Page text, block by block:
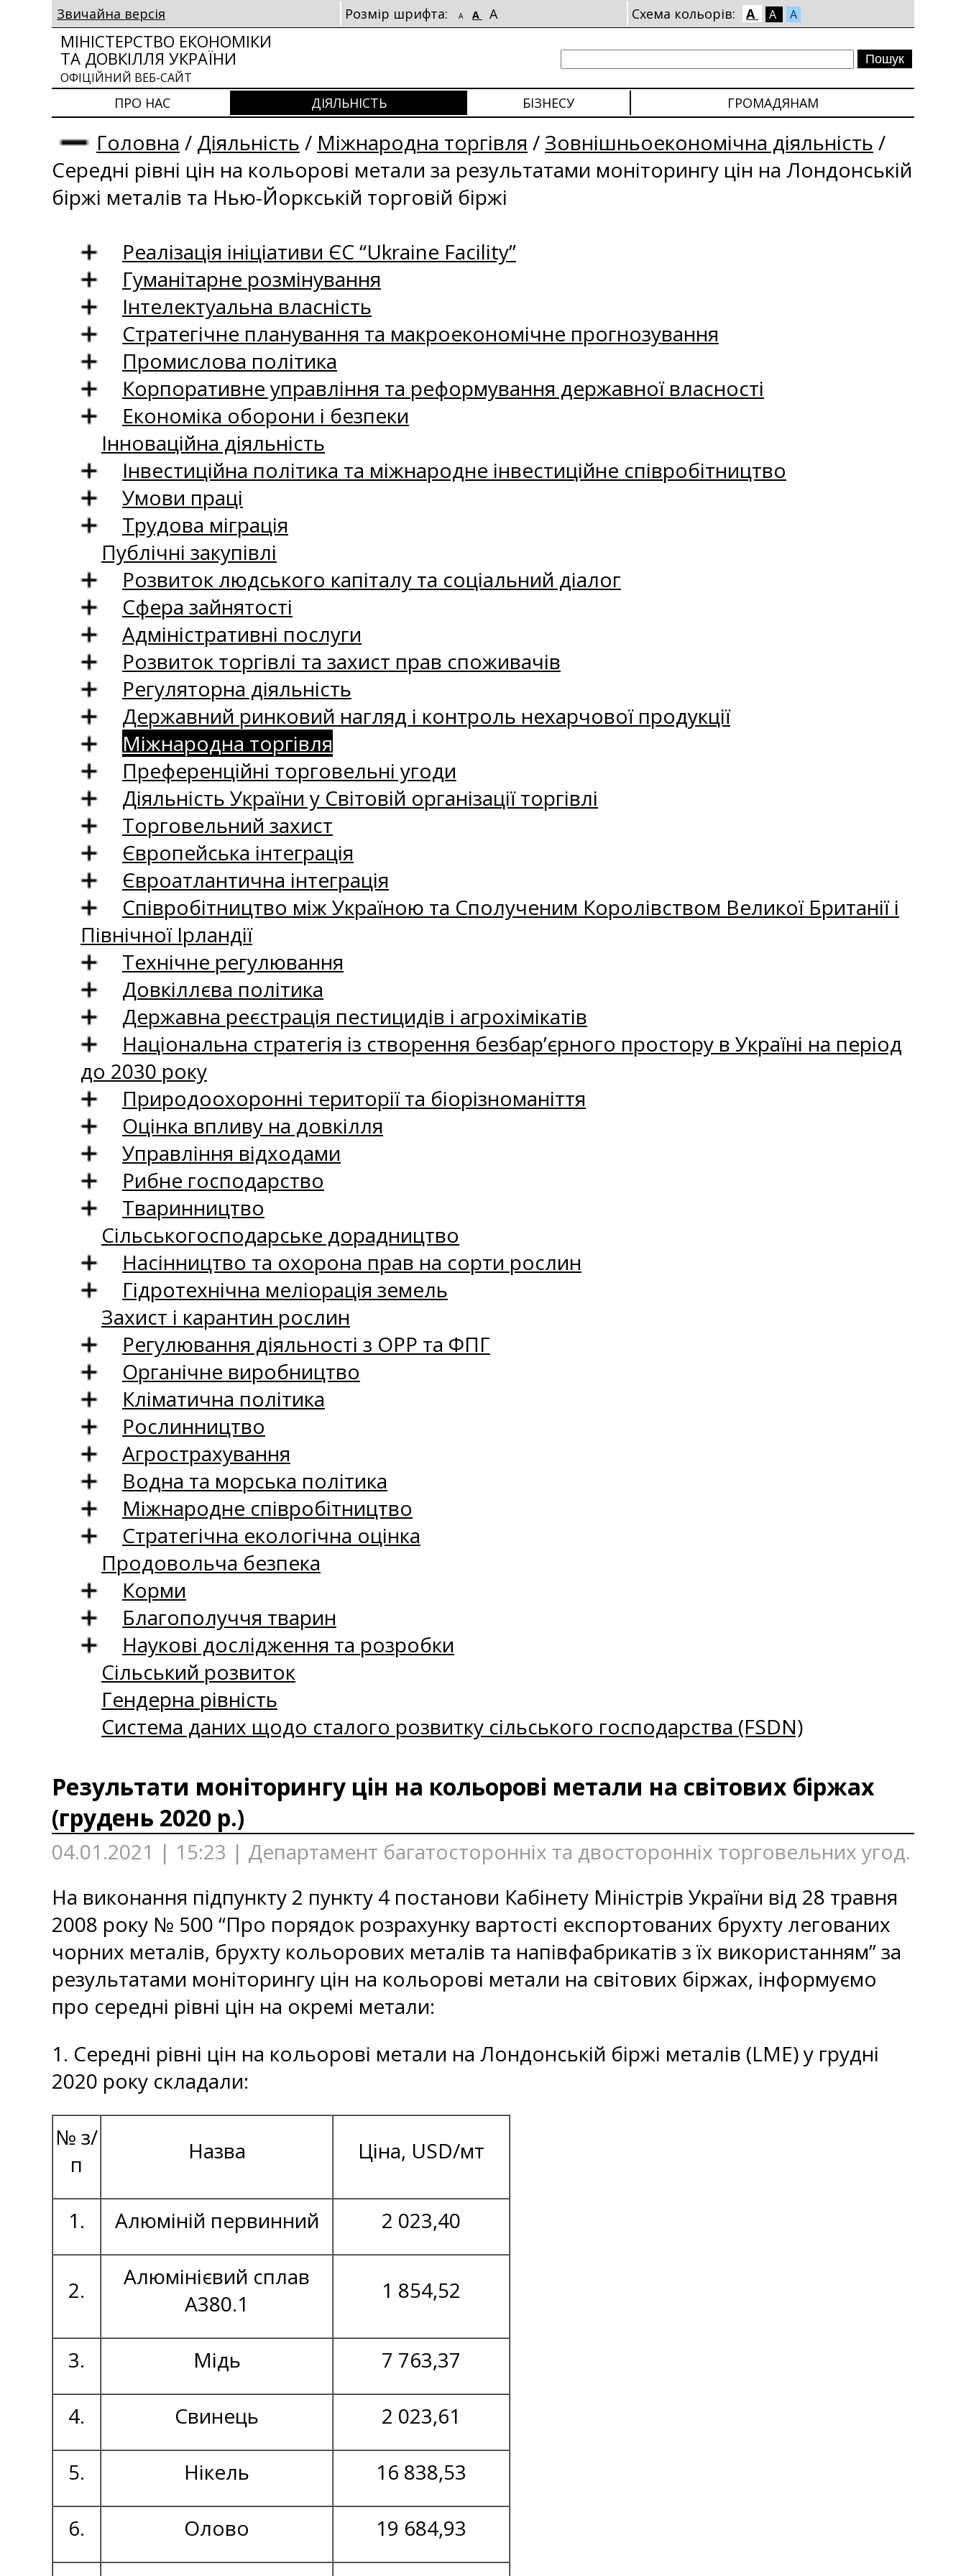
Звичайна версія Розмір шрифта: A A A Схема кольорів: A A A
МІНІСТЕРСТВО ЕКОНОМІКИ
ТА ДОВКІЛЛЯ УКРАЇНИ
ОФІЦІЙНИЙ ВЕБ-САЙТ
ПРО НАС ДІЯЛЬНІСТЬ БІЗНЕСУ ГРОМАДЯНАМ
Головна / Діяльність / Міжнародна торгівля / Зовнішньоекономічна діяльність /
Середні рівні цін на кольорові метали за результатами моніторингу цін на Лондонській
біржі металів та Нью-Йоркській торговій біржі
Реалізація ініціативи ЄС “Ukraine Facility”
Гуманітарне розмінування
Інтелектуальна власність
Стратегічне планування та макроекономічне прогнозування
Промислова політика
Корпоративне управління та реформування державної власності
Економіка оборони і безпеки
Інноваційна діяльність
Інвестиційна політика та міжнародне інвестиційне співробітництво
Умови праці
Трудова міграція
Публічні закупівлі
Розвиток людського капіталу та соціальний діалог
Сфера зайнятості
Адміністративні послуги
Розвиток торгівлі та захист прав споживачів
Регуляторна діяльність
Державний ринковий нагляд і контроль нехарчової продукції
Міжнародна торгівля
Преференційні торговельні угоди
Діяльність України у Світовій організації торгівлі
Торговельний захист
Європейська інтеграція
Євроатлантична інтеграція
Співробітництво між Україною та Сполученим Королівством Великої Британії і
Північної Ірландії
Технічне регулювання
Довкіллєва політика
Державна реєстрація пестицидів і агрохімікатів
Національна стратегія із створення безбар’єрного простору в Україні на період
до 2030 року
Природоохоронні території та біорізноманіття
Оцінка впливу на довкілля
Управління відходами
Рибне господарство
Тваринництво
Сільськогосподарське дорадництво
Насінництво та охорона прав на сорти рослин
Гідротехнічна меліорація земель
Захист і карантин рослин
Регулювання діяльності з ОРР та ФПГ
Органічне виробництво
Кліматична політика
Рослинництво
Агрострахування
Водна та морська політика
Міжнародне співробітництво
Стратегічна екологічна оцінка
Продовольча безпека
Корми
Благополуччя тварин
Наукові дослідження та розробки
Сільський розвиток
Гендерна рівність
Система даних щодо сталого розвитку сільського господарства (FSDN)
Результати моніторингу цін на кольорові метали на світових біржах
(грудень 2020 р.)
04.01.2021 | 15:23 | Департамент багатосторонніх та двосторонніх торговельних угод.
На виконання підпункту 2 пункту 4 постанови Кабінету Міністрів України від 28 травня
2008 року № 500 “Про порядок розрахунку вартості експортованих брухту легованих
чорних металів, брухту кольорових металів та напівфабрикатів з їх використанням” за
результатами моніторингу цін на кольорові метали на світових біржах, інформуємо
про середні рівні цін на окремі метали:
1. Середні рівні цін на кольорові метали на Лондонській біржі металів (LME) у грудні
2020 року складали:
№ з/
п
Назва Ціна, USD/мт
1. Алюміній первинний 2 023,40
2.
Алюмінієвий сплав
А380.1
1 854,52
3. Мідь 7 763,37
4. Свинець 2 023,61
5. Нікель 16 838,53
6. Олово 19 684,93